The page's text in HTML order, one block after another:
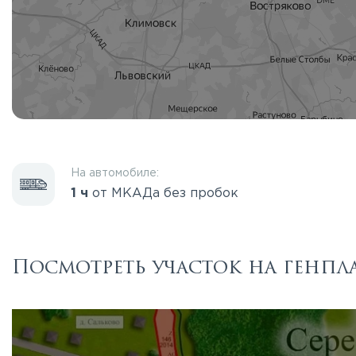
На автомобиле:
1 ч от МКАДа без пробок
Посмотреть участок на